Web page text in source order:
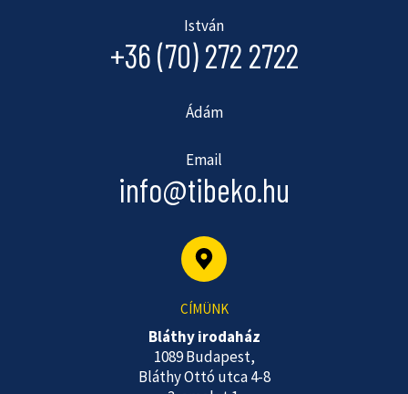
István
+36 (70) 272 2722
Ádám
Email
info@tibeko.hu
CÍMÜNK
Bláthy irodaház
1089 Budapest,
Bláthy Ottó utca 4-8